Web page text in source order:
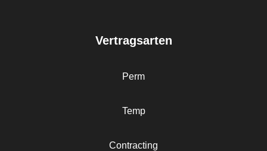
Vertragsarten
Perm
Temp
Contracting